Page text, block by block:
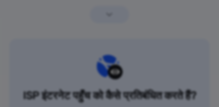
ISP इंटरनेट पहुँच को कैसे प्रतिबंधित करते हैं?